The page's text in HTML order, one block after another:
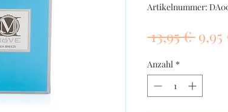
Artikelnummer:
13,95 € 9,95
Anzahl *